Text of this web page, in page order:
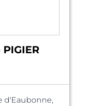
d'Eaubonne,